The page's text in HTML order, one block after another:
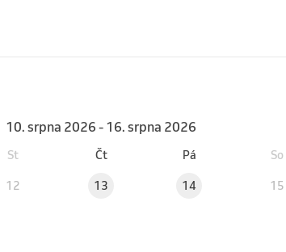
10. srpna 2026 - 16. srpna 2026
St Čt Pá So
12 13 14 15